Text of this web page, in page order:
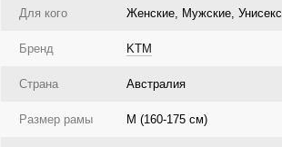
Для кого Женские, Мужские, Унисекс
Бренд KTM
Страна Австралия
Размер рамы M (160-175 см)